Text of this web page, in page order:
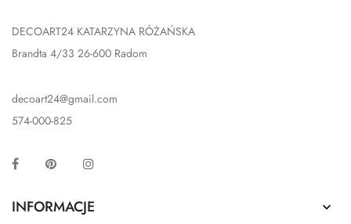
DECOART24 KATARZYNA RÓŻAŃSKA
Brandta 4/33 26-600 Radom
decoart24@gmail.com
574-000-825
Facebook Pinterest
INFORMACJE 